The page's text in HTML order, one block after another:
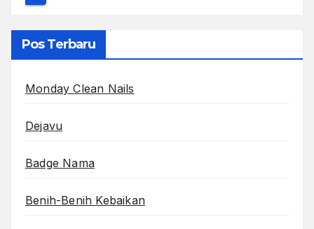
Pos Terbaru
Monday Clean Nails
Dejavu
Badge Nama
Benih-Benih Kebaikan